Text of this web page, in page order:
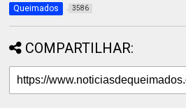
Queimados 3586
COMPARTILHAR: